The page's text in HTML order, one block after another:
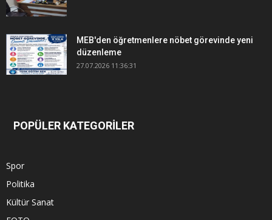
MEB'den öğretmenlere nöbet görevinde yeni
düzenleme
27.07.2026 11:36:31
POPÜLER KATEGORİLER
Spor
Politika
Kültür Sanat